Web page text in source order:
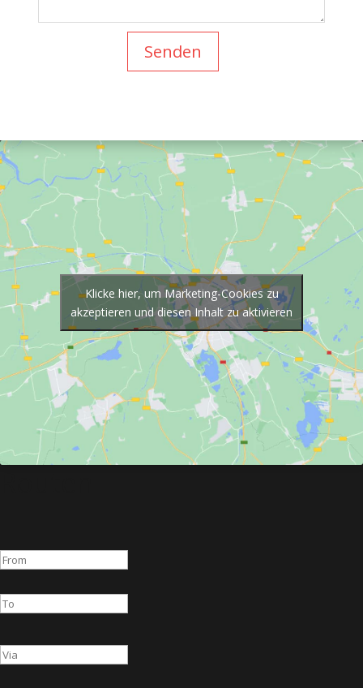
Senden
Klicke hier, um Marketing-Cookies zu
akzeptieren und diesen Inhalt zu aktivieren